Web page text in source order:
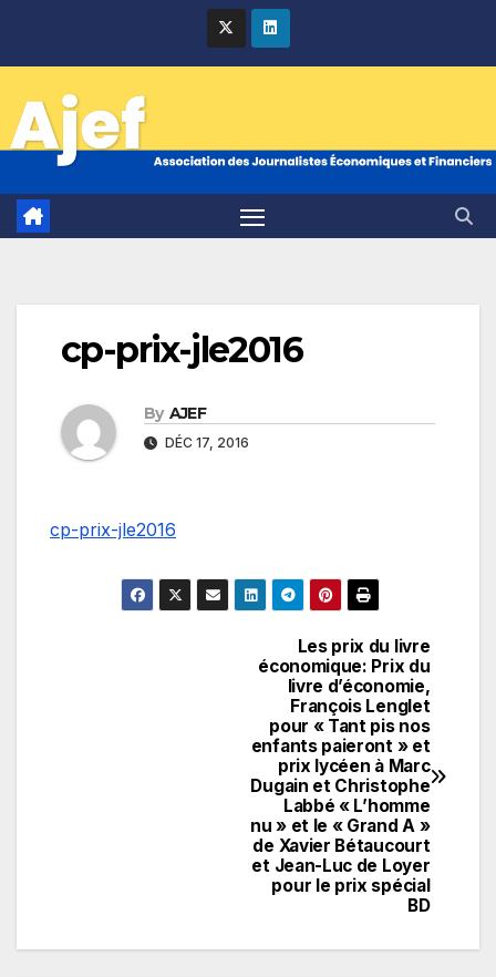
cp-prix-jle2016
By AJEF
DÉC 17, 2016
cp-prix-jle2016
Les prix du livre
économique: Prix du
livre d’économie,
François Lenglet
pour « Tant pis nos
enfants paieront » et
prix lycéen à Marc
Dugain et Christophe
Labbé « L’homme
nu » et le « Grand A »
de Xavier Bétaucourt
et Jean-Luc de Loyer
pour le prix spécial
BD